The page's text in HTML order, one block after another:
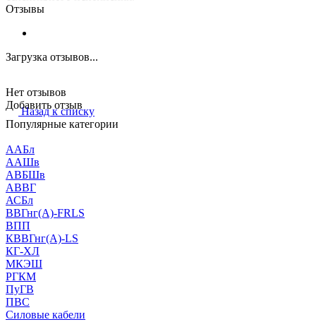
Отзывы
Загрузка отзывов...
Нет отзывов
Добавить отзыв
Назад к списку
Популярные категории
ААБл
ААШв
АВБШв
АВВГ
АСБл
ВВГнг(А)-FRLS
ВПП
КВВГнг(А)-LS
КГ-ХЛ
МКЭШ
РГКМ
ПуГВ
ПВС
Силовые кабели